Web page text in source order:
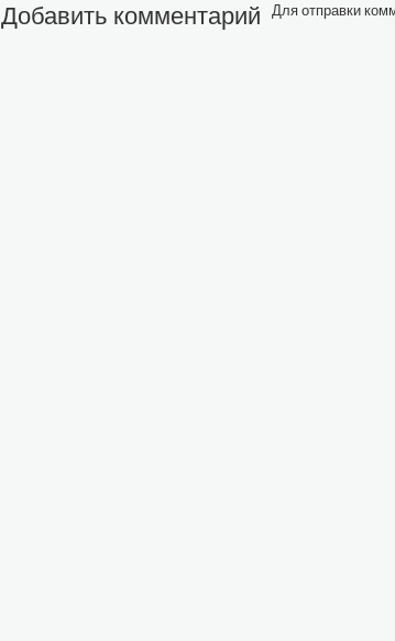
Добавить комментарий Для отправки